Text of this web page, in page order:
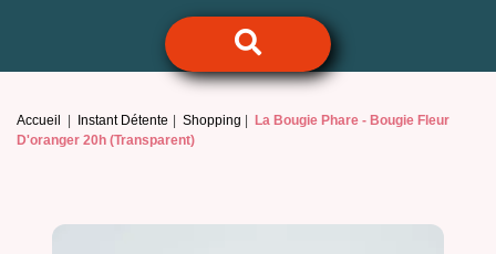
Accueil Instant Détente Shopping La Bougie Phare - Bougie Fleur
D'oranger 20h (Transparent)